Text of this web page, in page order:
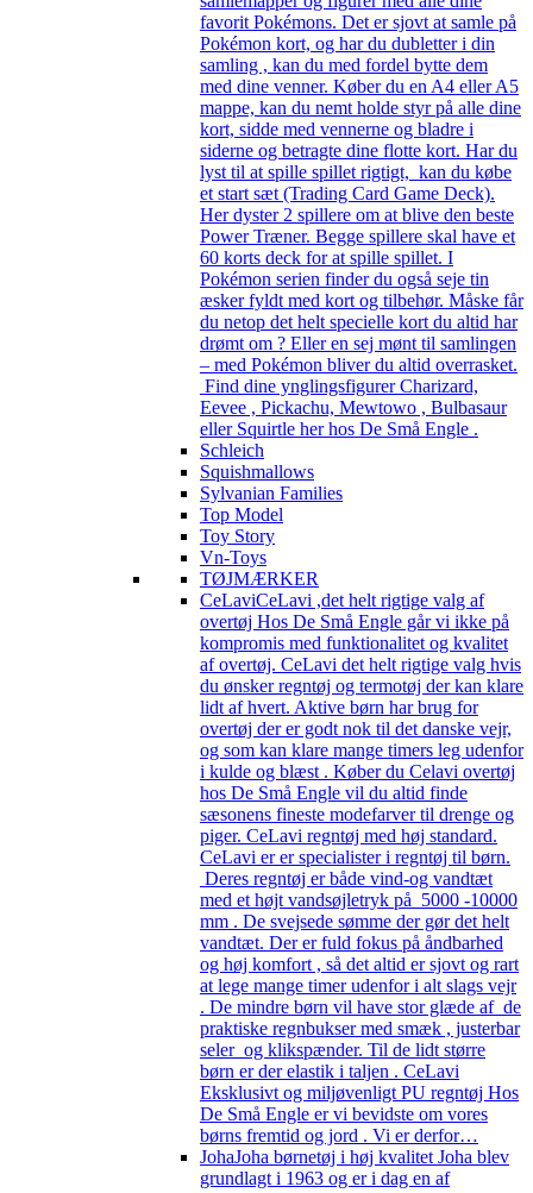
favorit Pokémons. Det er sjovt at samle på
Pokémon kort, og har du dubletter i din
samling , kan du med fordel bytte dem
med dine venner. Køber du en A4 eller A5
mappe, kan du nemt holde styr på alle dine
kort, sidde med vennerne og bladre i
siderne og betragte dine flotte kort. Har du
lyst til at spille spillet rigtigt, kan du købe
et start sæt (Trading Card Game Deck).
Her dyster 2 spillere om at blive den beste
Power Træner. Begge spillere skal have et
60 korts deck for at spille spillet. I
Pokémon serien finder du også seje tin
æsker fyldt med kort og tilbehør. Måske får
du netop det helt specielle kort du altid har
drømt om ? Eller en sej mønt til samlingen
– med Pokémon bliver du altid overrasket.
Find dine ynglingsfigurer Charizard,
Eevee , Pickachu, Mewtowo , Bulbasaur
eller Squirtle her hos De Små Engle .
Schleich
Squishmallows
Sylvanian Families
Top Model
Toy Story
Vn-Toys
TØJMÆRKER
CeLaviCeLavi ,det helt rigtige valg af
overtøj Hos De Små Engle går vi ikke på
kompromis med funktionalitet og kvalitet
af overtøj. CeLavi det helt rigtige valg hvis
du ønsker regntøj og termotøj der kan klare
lidt af hvert. Aktive børn har brug for
overtøj der er godt nok til det danske vejr,
og som kan klare mange timers leg udenfor
i kulde og blæst . Køber du Celavi overtøj
hos De Små Engle vil du altid finde
sæsonens fineste modefarver til drenge og
piger. CeLavi regntøj med høj standard.
CeLavi er er specialister i regntøj til børn.
Deres regntøj er både vind-og vandtæt
med et højt vandsøjletryk på 5000 -10000
mm . De svejsede sømme der gør det helt
vandtæt. Der er fuld fokus på åndbarhed
og høj komfort , så det altid er sjovt og rart
at lege mange timer udenfor i alt slags vejr
. De mindre børn vil have stor glæde af de
praktiske regnbukser med smæk , justerbar
seler og klikspænder. Til de lidt større
børn er der elastik i taljen . CeLavi
Eksklusivt og miljøvenligt PU regntøj Hos
De Små Engle er vi bevidste om vores
børns fremtid og jord . Vi er derfor…
JohaJoha børnetøj i høj kvalitet Joha blev
grundlagt i 1963 og er i dag en af